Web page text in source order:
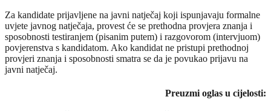
Za kandidate prijavljene na javni natječaj koji ispunjavaju formalne
uvjete javnog natječaja, provest će se prethodna provjera znanja i
sposobnosti testiranjem (pisanim putem) i razgovorom (intervjuom)
povjerenstva s kandidatom. Ako kandidat ne pristupi prethodnoj
provjeri znanja i sposobnosti smatra se da je povukao prijavu na
javni natječaj.
Preuzmi oglas u cijelosti: